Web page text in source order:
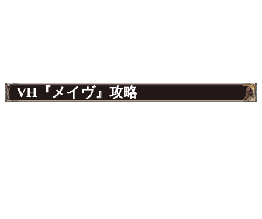
VH『メイヴ』攻略